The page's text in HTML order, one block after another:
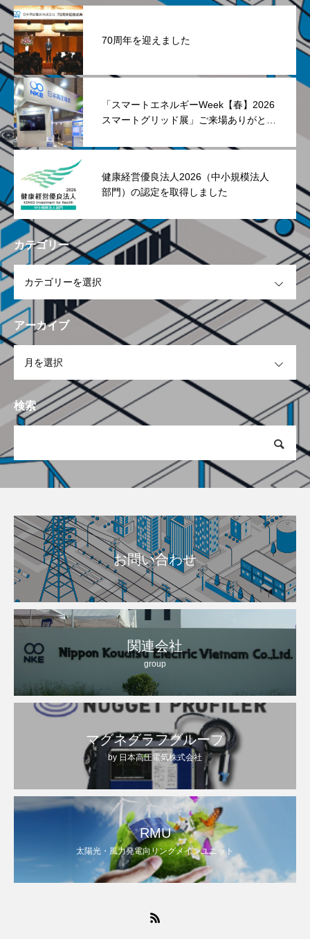
70周年を迎えました
「スマートエネルギーWeek【春】2026
スマートグリッド展」ご来場ありがとう
健康経営優良法人2026（中小規模法人
部門）の認定を取得しました
カテゴリー
アーカイブ
検索
お問い合わせ
関連会社
group
マグネグラフグループ
by 日本高圧電気株式会社
RMU
太陽光・風力発電向リングメインユニット